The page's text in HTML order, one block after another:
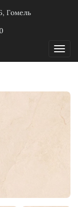
Гомель